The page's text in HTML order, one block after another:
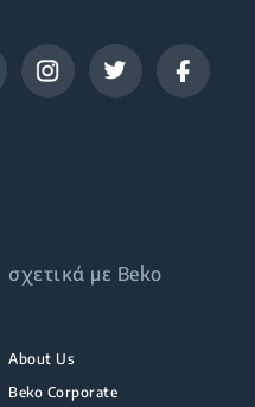
σχετικά με Beko
About Us
Beko Corporate